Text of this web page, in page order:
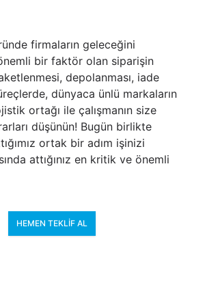
firmaların geleceğini
bir faktör olan siparişin
depolanması, iade
dünyaca ünlü markaların
ortağı ile çalışmanın size
düşünün! Bugün birlikte
ortak bir adım işinizi
attığınız en kritik ve önemli
HEMEN TEKLIF AL